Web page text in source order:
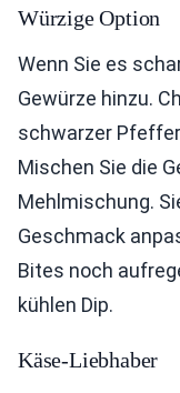
Würzige Option
Wenn Sie es
Gewürze hinzu.
schwarzer
Mischen Sie die
Mehlmischung.
Geschmack
Bites noch
kühlen Dip.
Käse-Liebhaber